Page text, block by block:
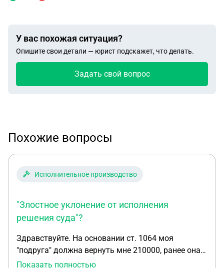
У вас похожая ситуация?
Опишите свои детали — юрист подскажет, что делать.
Задать свой вопрос
Похожие вопросы
Исполнительное производство
"Злостное уклонение от исполнения
решения суда"?
Здравствуйте. На основании ст. 1064 моя
"подруга" должна вернуть мне 210000, ранее она
была осуждена Егорьевским городским судом за
Показать полностью